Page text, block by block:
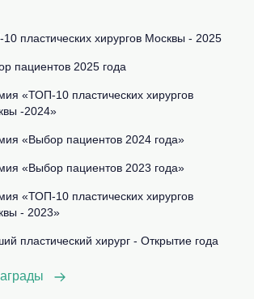
пластических хирургов Москвы - 2025
пациентов 2025 года
«ТОП-10 пластических хирургов
-2024»
«Выбор пациентов 2024 года»
«Выбор пациентов 2023 года»
«ТОП-10 пластических хирургов
- 2023»
пластический хирург - Открытие года